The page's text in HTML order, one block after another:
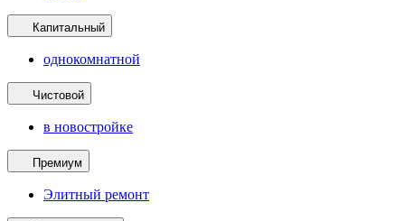
Капитальный
однокомнатной
Чистовой
в новостройке
Премиум
Элитный ремонт